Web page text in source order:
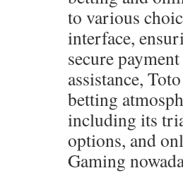
to various
interface,
secure
assistance,
betting
including its
options, and
Gaming